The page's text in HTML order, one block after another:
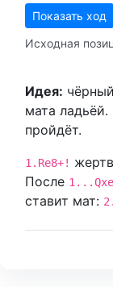
Показать ход
Исходная
Идея:
мата
пройдёт.
1.Re8+!
После
ставит мат: